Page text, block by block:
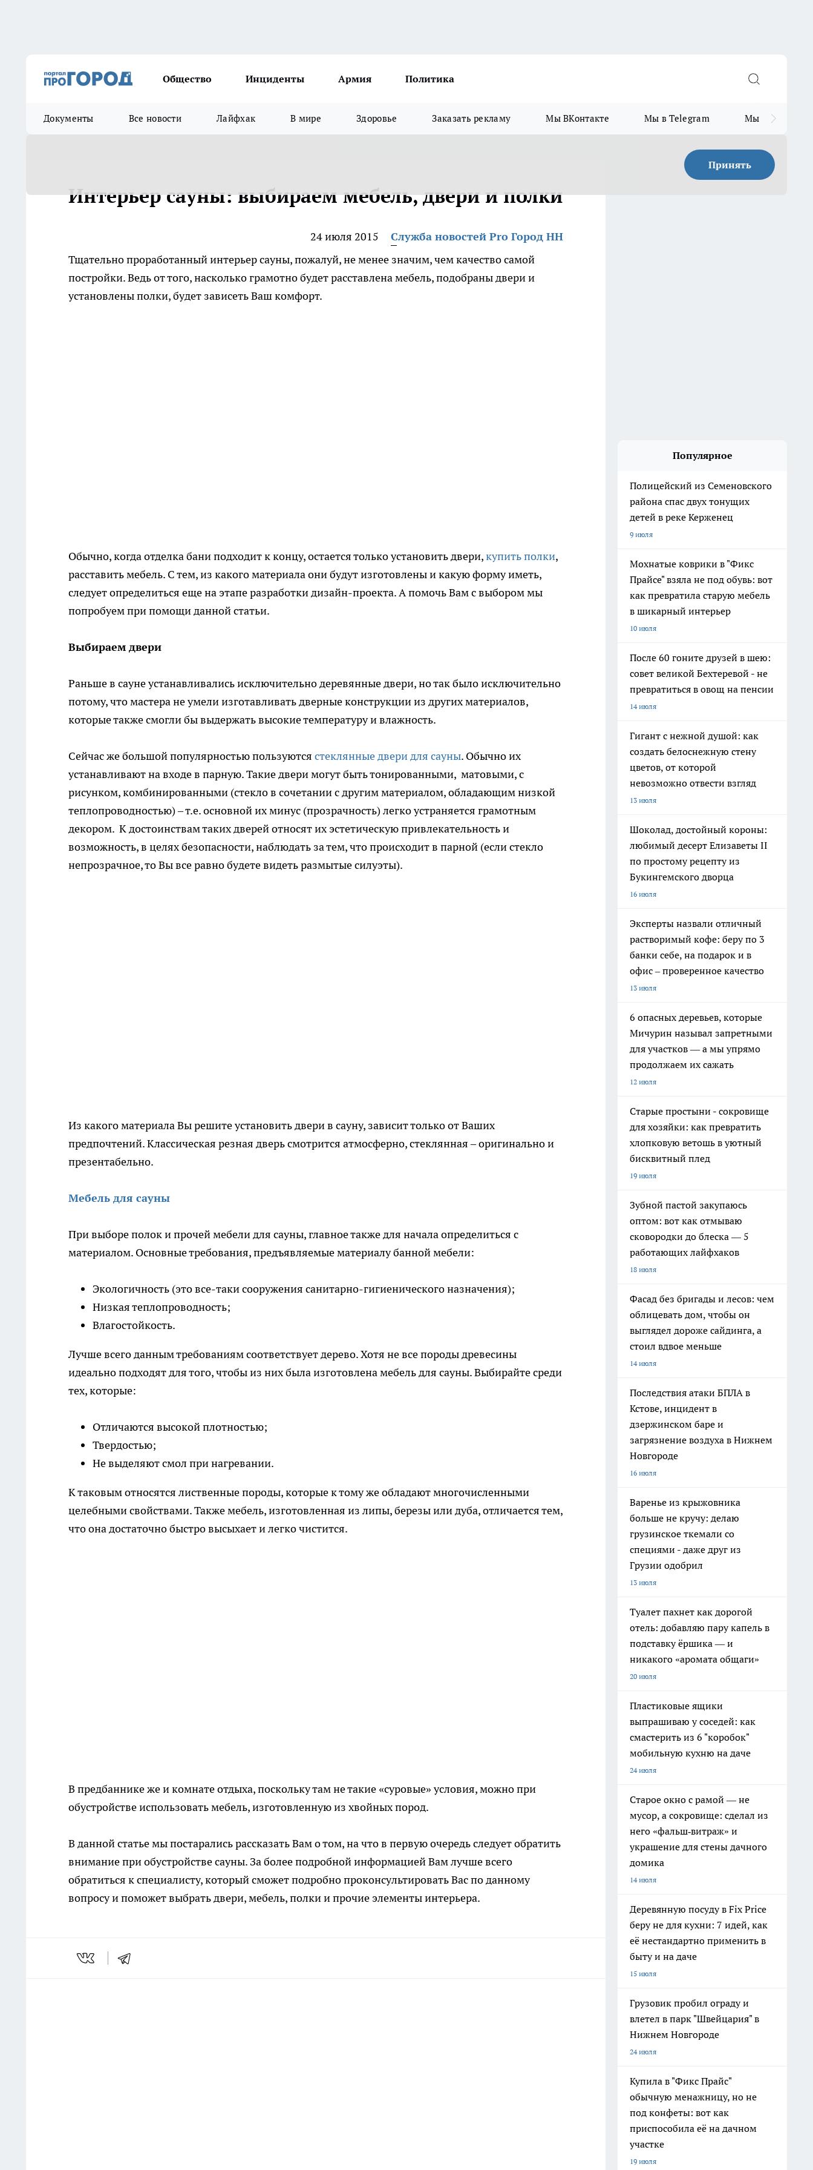
Общество Инциденты Армия Политика
Документы Все новости Лайфхак В мире Здоровье Заказать рекламу Мы ВКонтакте Мы в Telegram Мы в MAX
Принять
Интерьер сауны: выбираем мебель, двери и полки
24 июля 2015
Служба новостей Pro Город НН
Тщательно проработанный интерьер сауны, пожалуй, не менее значим, чем качество самой
постройки. Ведь от того, насколько грамотно будет расставлена мебель, подобраны двери и
установлены полки, будет зависеть Ваш комфорт.
Обычно, когда отделка бани подходит к концу, остается только установить двери,купить полки,
расставить мебель. С тем, из какого материала они будут изготовлены и какую форму иметь,
следует определиться еще на этапе разработки дизайн-проекта. А помочь Вам с выбором мы
попробуем при помощи данной статьи.
Выбираем двери
Раньше в сауне устанавливались исключительно деревянные двери, но так было исключительно
потому, что мастера не умели изготавливать дверные конструкции из других материалов,
которые также смогли бы выдержать высокие температуру и влажность.
Сейчас же большой популярностью пользуются стеклянные двери для сауны. Обычно их
устанавливают на входе в парную. Такие двери могут быть тонированными, матовыми, с
рисунком, комбинированными (стекло в сочетании с другим материалом, обладающим низкой
теплопроводностью) – т.е. основной их минус (прозрачность) легко устраняется грамотным
декором. К достоинствам таких дверей относят их эстетическую привлекательность и
возможность, в целях безопасности, наблюдать за тем, что происходит в парной (если стекло
непрозрачное, то Вы все равно будете видеть размытые силуэты).
Из какого материала Вы решите установить двери в сауну, зависит только от Ваших
предпочтений. Классическая резная дверь смотрится атмосферно, стеклянная – оригинально и
презентабельно.
Мебель для сауны
При выборе полок и прочей мебели для сауны, главное также для начала определиться с
материалом. Основные требования, предъявляемые материалу банной мебели:
Экологичность (это все-таки сооружения санитарно-гигиенического назначения);
Низкая теплопроводность;
Влагостойкость.
Лучше всего данным требованиям соответствует дерево. Хотя не все породы древесины
идеально подходят для того, чтобы из них была изготовлена мебель для сауны. Выбирайте среди
тех, которые:
Отличаются высокой плотностью;
Твердостью;
Не выделяют смол при нагревании.
К таковым относятся лиственные породы, которые к тому же обладают многочисленными
целебными свойствами. Также мебель, изготовленная из липы, березы или дуба, отличается тем,
что она достаточно быстро высыхает и легко чистится.
В предбаннике же и комнате отдыха, поскольку там не такие «суровые» условия, можно при
обустройстве использовать мебель, изготовленную из хвойных пород.
В данной статье мы постарались рассказать Вам о том, на что в первую очередь следует обратить
внимание при обустройстве сауны. За более подробной информацией Вам лучше всего
обратиться к специалисту, который сможет подробно проконсультировать Вас по данному
вопросу и поможет выбрать двери, мебель, полки и прочие элементы интерьера.
Популярное
Полицейский из Семеновского
района спас двух тонущих
детей в реке Керженец
9 июля
Мохнатые коврики в "Фикс
Прайсе" взяла не под обувь: вот
как превратила старую мебель
в шикарный интерьер
10 июля
После 60 гоните друзей в шею:
совет великой Бехтеревой - не
превратиться в овощ на пенсии
14 июля
Гигант с нежной душой: как
создать белоснежную стену
цветов, от которой
невозможно отвести взгляд
13 июля
Шоколад, достойный короны:
любимый десерт Елизаветы II
по простому рецепту из
Букингемского дворца
16 июля
Эксперты назвали отличный
растворимый кофе: беру по 3
банки себе, на подарок и в
офис – проверенное качество
13 июля
6 опасных деревьев, которые
Мичурин называл запретными
для участков — а мы упрямо
продолжаем их сажать
12 июля
Старые простыни - сокровище
для хозяйки: как превратить
хлопковую ветошь в уютный
бисквитный плед
19 июля
Зубной пастой закупаюсь
оптом: вот как отмываю
сковородки до блеска — 5
работающих лайфхаков
18 июля
Фасад без бригады и лесов: чем
облицевать дом, чтобы он
выглядел дороже сайдинга, а
стоил вдвое меньше
14 июля
Последствия атаки БПЛА в
Кстове, инцидент в
дзержинском баре и
загрязнение воздуха в Нижнем
Новгороде
16 июля
Варенье из крыжовника
больше не кручу: делаю
грузинское ткемали со
специями - даже друг из
Грузии одобрил
13 июля
Туалет пахнет как дорогой
отель: добавляю пару капель в
подставку ёршика — и
никакого «аромата общаги»
20 июля
Пластиковые ящики
выпрашиваю у соседей: как
смастерить из 6 "коробок"
мобильную кухню на даче
24 июля
Старое окно с рамой — не
мусор, а сокровище: сделал из
него «фальш‑витраж» и
украшение для стены дачного
домика
14 июля
Деревянную посуду в Fix Price
беру не для кухни: 7 идей, как
её нестандартно применить в
быту и на даче
15 июля
Грузовик пробил ограду и
влетел в парк "Швейцария" в
Нижнем Новгороде
24 июля
Купила в "Фикс Прайс"
обычную менажницу, но не
под конфеты: вот как
приспособила её на дачном
участке
19 июля